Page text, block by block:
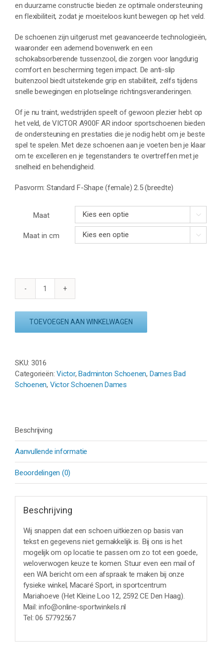
en duurzame constructie bieden ze optimale ondersteuning
en flexibiliteit, zodat je moeiteloos kunt bewegen op het veld.
De schoenen zijn uitgerust met geavanceerde technologieën,
waaronder een ademend bovenwerk en een
schokabsorberende tussenzool, die zorgen voor langdurig
comfort en bescherming tegen impact. De anti-slip
buitenzool biedt uitstekende grip en stabiliteit, zelfs tijdens
snelle bewegingen en plotselinge richtingsveranderingen.
Of je nu traint, wedstrijden speelt of gewoon plezier hebt op
het veld, de VICTOR A900F AR indoor sportschoenen bieden
de ondersteuning en prestaties die je nodig hebt om je beste
spel te spelen. Met deze schoenen aan je voeten ben je klaar
om te excelleren en je tegenstanders te overtreffen met je
snelheid en behendigheid.
Pasvorm: Standard F-Shape (female) 2.5 (breedte)
Maat 
Maat in cm 
VICTOR
-
TOEVOEGEN AAN WINKELWAGEN
SKU: 3016
Categorieën:Victor,Badminton Schoenen, Dames Bad
Schoenen, Victor Schoenen Dames
Beschrijving
Aanvullende informatie
Beoordelingen (0)
Beschrijving
Wij snappen dat een schoen uitkiezen op basis van
tekst en gegevens niet gemakkelijk is. Bij ons is het
mogelijk om op locatie te passen om zo tot een goede,
weloverwogen keuze te komen. Stuur even een mail of
een WA bericht om een afspraak te maken bij onze
fysieke winkel, Macaré Sport, in sportcentrum
Mariahoeve (Het Kleine Loo 12, 2592 CE Den Haag).
Mail: info@online-sportwinkels.nl
Tel: 06 57792567